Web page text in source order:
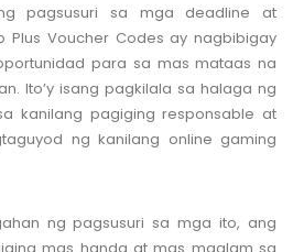
pagsusuri sa mga deadline at
Plus Voucher Codes ay nagbibigay
para sa mas mataas na
Ito’y isang pagkilala sa halaga ng
kanilang pagiging responsable at
ng kanilang online gaming
ng pagsusuri sa mga ito, ang